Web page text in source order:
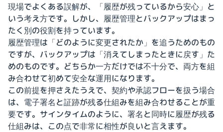
現場でよくある誤解が、「履歴が残っているから安心」と
いう考え方です。しかし、履歴管理とバックアップはまっ
たく別の役割を持っています。
履歴管理は「どのように変更されたか」を追うためのもの
ですが、バックアップは「消えてしまったときに戻す」た
めのものです。どちらか一方だけでは不十分で、両方を組
み合わせて初めて安全な運用になります。
この前提を押さえたうえで、契約や承認フローを扱う場合
は、電子署名と証跡が残る仕組みを組み合わせることが重
要です。サインタイムのように、署名と同時に履歴が残る
仕組みは、この点で非常に相性が良いと言えます。